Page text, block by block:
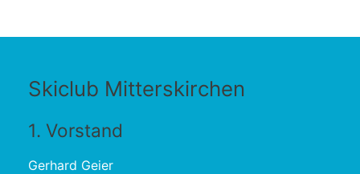
Skiclub Mitterskirchen
1. Vorstand
Gerhard Geier